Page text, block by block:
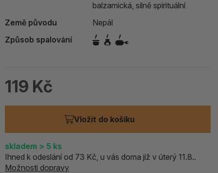
balzamická, silně spirituální
Země původu
Nepál
Způsob spalování
119 Kč
Vložit do košíku
skladem > 5 ks
Ihned k odeslání od 73 Kč, u vás doma již v úterý 11.8..
Možnosti dopravy